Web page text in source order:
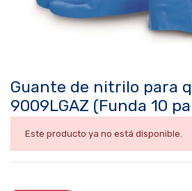
Guante de nitrilo para
9009LGAZ (Funda 10
Este producto ya no está disponible.